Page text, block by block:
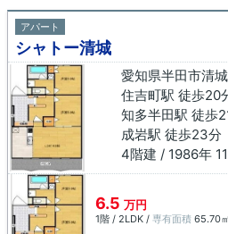
アパート
シャトー清城
愛知県半田市清
住吉町駅 徒歩20
知多半田駅 徒歩
成岩駅 徒歩23分
4階建 / 1986年
6.5 万円
1階 / 2LDK / 専有面積 65.70㎡